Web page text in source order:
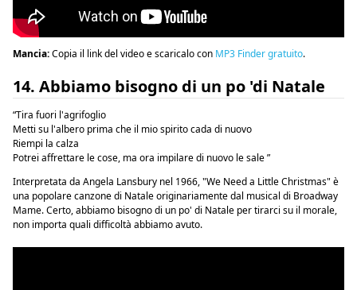
Mancia:Copia il link del video e scaricalo con MP3 Finder gratuito.
14. Abbiamo bisogno di un po 'di Natale
“Tira fuori l'agrifoglio
Metti su l'albero prima che il mio spirito cada di nuovo
Riempi la calza
Potrei affrettare le cose, ma ora impilare di nuovo le sale ”
Interpretata da Angela Lansbury nel 1966, "We Need a Little Christmas" è
una popolare canzone di Natale originariamente dal musical di Broadway
Mame. Certo, abbiamo bisogno di un po' di Natale per tirarci su il morale,
non importa quali difficoltà abbiamo avuto.